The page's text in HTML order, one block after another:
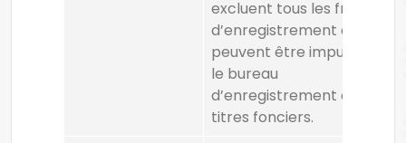
excluent tous les frais
d’enregistrement qui
peuvent être imputés par
le bureau
d’enregistrement des
titres fonciers.